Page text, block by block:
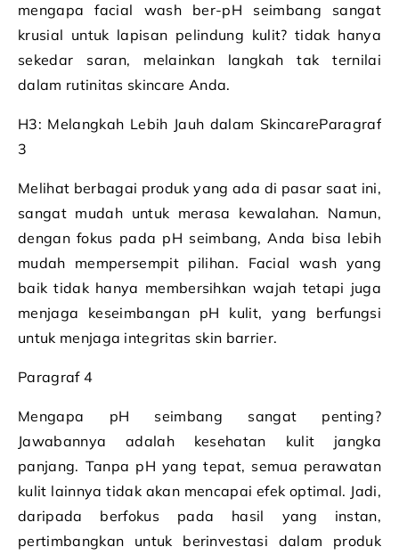
mengapa facial wash ber-pH seimbang sangat
krusial untuk lapisan pelindung kulit? tidak hanya
sekedar saran, melainkan langkah tak ternilai
dalam rutinitas skincare Anda.
H3: Melangkah Lebih Jauh dalam SkincareParagraf
3
Melihat berbagai produk yang ada di pasar saat ini,
sangat mudah untuk merasa kewalahan. Namun,
dengan fokus pada pH seimbang, Anda bisa lebih
mudah mempersempit pilihan. Facial wash yang
baik tidak hanya membersihkan wajah tetapi juga
menjaga keseimbangan pH kulit, yang berfungsi
untuk menjaga integritas skin barrier.
Paragraf 4
Mengapa pH seimbang sangat penting?
Jawabannya adalah kesehatan kulit jangka
panjang. Tanpa pH yang tepat, semua perawatan
kulit lainnya tidak akan mencapai efek optimal. Jadi,
daripada berfokus pada hasil yang instan,
pertimbangkan untuk berinvestasi dalam produk